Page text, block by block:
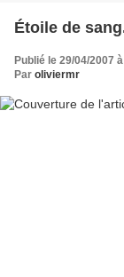
Étoile de
Publié le 29/04/2007
Par oliviermr